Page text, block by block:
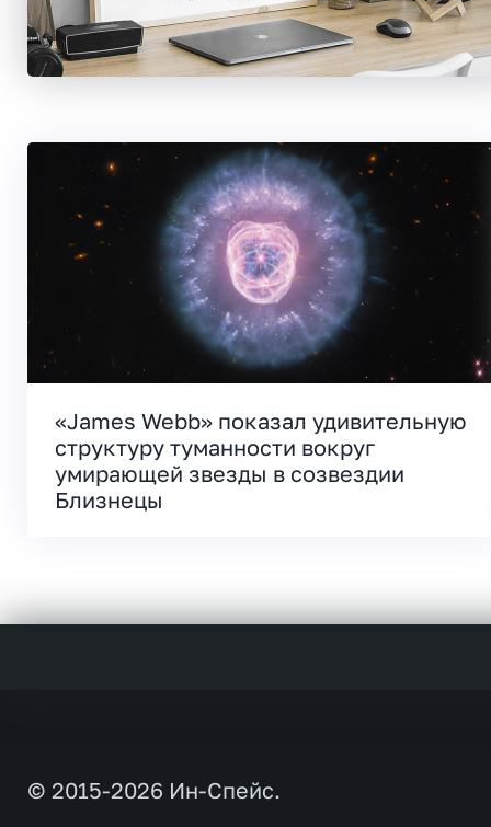
«James Webb» показал удивительную
структуру туманности вокруг
умирающей звезды в созвездии
Близнецы
© 2015-2026 Ин-Спейс.